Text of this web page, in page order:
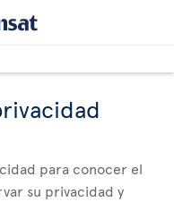
para conocer el
su privacidad y